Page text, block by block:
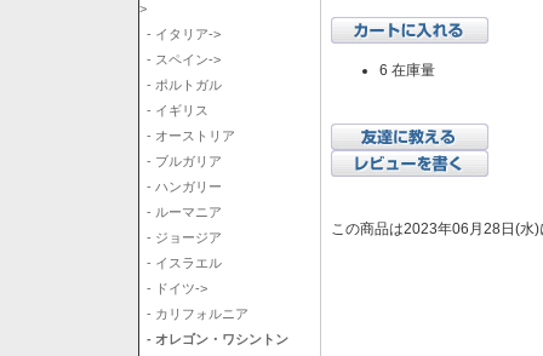
>
- イタリア->
- スペイン->
- ポルトガル
- イギリス
- オーストリア
- ブルガリア
- ハンガリー
- ルーマニア
- ジョージア
- イスラエル
- ドイツ->
- カリフォルニア
- オレゴン・ワシントン
6 在庫量
この商品は2023年06月28日(水